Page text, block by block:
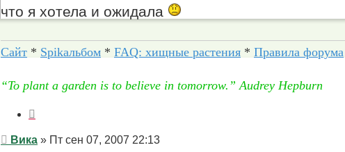
что я хотела и ожидала
Сайт * Spikальбом * FAQ: хищные растения * Правила форума
“To plant a garden is to believe in tomorrow.” Audrey Hepburn
Сообщение
Вика » Пт сен 07, 2007 22:13